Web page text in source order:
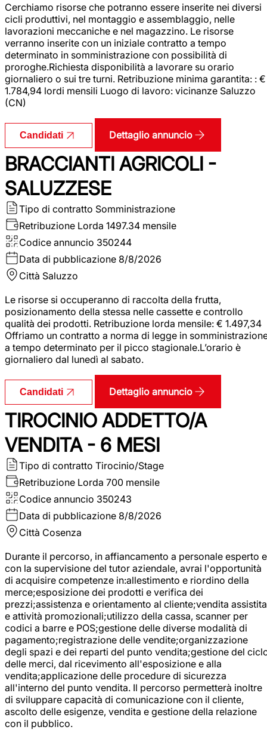
Cerchiamo risorse che potranno essere inserite nei diversi
cicli produttivi, nel montaggio e assemblaggio, nelle
lavorazioni meccaniche e nel magazzino. Le risorse
verranno inserite con un iniziale contratto a tempo
determinato in somministrazione con possibilità di
proroghe.Richiesta disponibilità a lavorare su orario
giornaliero o sui tre turni. Retribuzione minima garantita: : €
1.784,94 lordi mensili Luogo di lavoro: vicinanze Saluzzo
(CN)
Candidati Dettaglio annuncio
BRACCIANTI AGRICOLI -
SALUZZESE
Tipo di contratto Somministrazione
Retribuzione Lorda 1497.34 mensile
Codice annuncio 350244
Data di pubblicazione 8/8/2026
Città Saluzzo
Le risorse si occuperanno di raccolta della frutta,
posizionamento della stessa nelle cassette e controllo
qualità dei prodotti. Retribuzione lorda mensile: € 1.497,34
Offriamo un contratto a norma di legge in
a tempo determinato per il picco stagionale.L’orario è
giornaliero dal lunedì al sabato.
Candidati Dettaglio annuncio
TIROCINIO ADDETTO/A
VENDITA - 6 MESI
Tipo di contratto Tirocinio/Stage
Retribuzione Lorda 700 mensile
Codice annuncio 350243
Data di pubblicazione 8/8/2026
Città Cosenza
Durante il percorso, in affiancamento a personale esperto e
con la supervisione del tutor aziendale, avrai l'opportunità
di acquisire competenze in:allestimento e riordino della
merce;esposizione dei prodotti e verifica dei
prezzi;assistenza e orientamento al cliente;vendita assistita
e attività promozionali;utilizzo della cassa, scanner per
codici a barre e POS;gestione delle diverse modalità di
pagamento;registrazione delle vendite;organizzazione
degli spazi e dei reparti del punto vendita;gestione del
delle merci, dal ricevimento all'esposizione e alla
vendita;applicazione delle procedure di sicurezza
all'interno del punto vendita. Il percorso permetterà inoltre
di sviluppare capacità di comunicazione con il cliente,
ascolto delle esigenze, vendita e gestione della relazione
con il pubblico.